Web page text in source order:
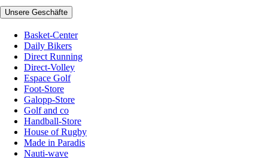
Unsere Geschäfte
Basket-Center
Daily Bikers
Direct Running
Direct-Volley
Espace Golf
Foot-Store
Galopp-Store
Golf and co
Handball-Store
House of Rugby
Made in Paradis
Nauti-wave